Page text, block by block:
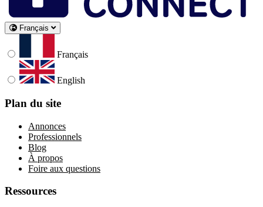
Français
Français
English
Plan du site
Annonces
Professionnels
Blog
À propos
Foire aux questions
Ressources